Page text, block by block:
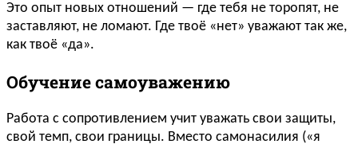
Это опыт новых отношений — где тебя не торопят, не
заставляют, не ломают. Где твоё «нет» уважают так же,
как твоё «да».
Обучение самоуважению
Работа с сопротивлением учит уважать свои защиты,
свой темп, свои границы. Вместо самонасилия («я